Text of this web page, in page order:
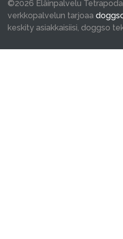
©2026 Eläinpalvelu
verkkopalvelun tarjoaa
keskity asiakkaisiisi, doggso